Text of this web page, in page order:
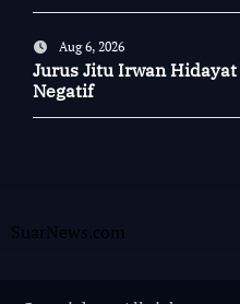
Aug 6, 2026
Jurus Jitu Irwan
Negatif
SuarNews.com